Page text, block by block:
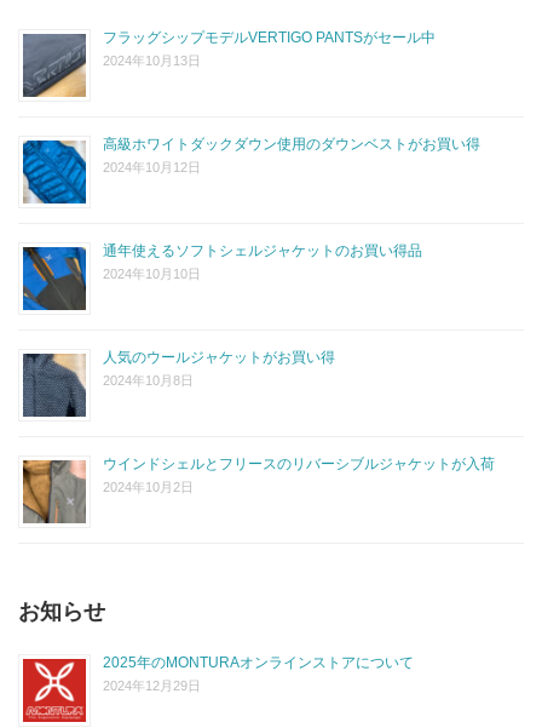
フラッグシップモデルVERTIGO PANTSがセール中
2024年10月13日
高級ホワイトダックダウン使用のダウンベストがお買い得
2024年10月12日
通年使えるソフトシェルジャケットのお買い得品
2024年10月10日
人気のウールジャケットがお買い得
2024年10月8日
ウインドシェルとフリースのリバーシブルジャケットが入荷
2024年10月2日
お知らせ
2025年のMONTURAオンラインストアについて
2024年12月29日